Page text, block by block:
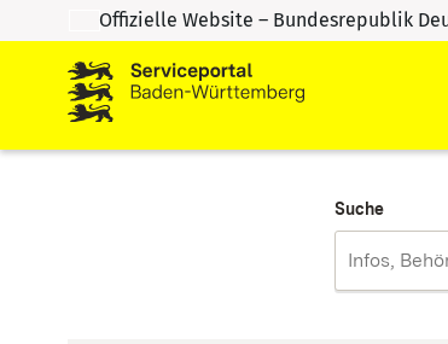
Zum Inhalt springen
Zur Suche springen
Offizielle Website – Bundesrepublik
Suche